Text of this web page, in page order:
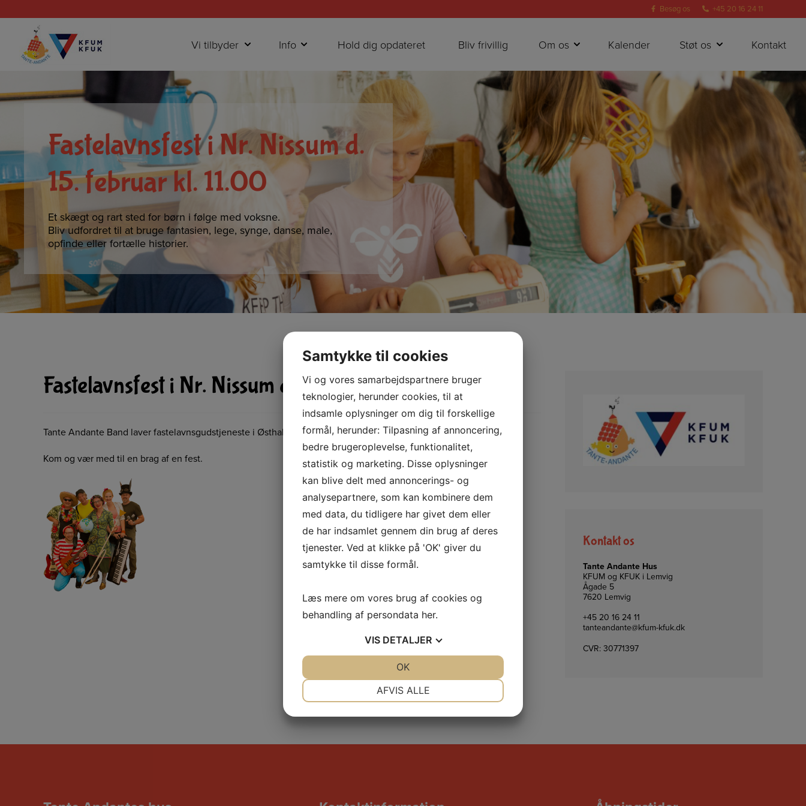
til
indholdet
Besøg os +45 20 16 24 11
Vi tilbyder Info Hold dig opdateret Bliv frivillig Om os Kalender Støt os Kontakt
Fastelavnsfest i Nr. Nissum d.
15. februar kl. 11.00
Et skægt og rart sted for børn i følge med voksne.
Bliv udfordret til at bruge fantasien, lege, synge, danse, male,
opfinde eller fortælle historier.
Fastelavnsfest i Nr. Nissum d. 15. februar kl. 11.00
Tante Andante Band laver fastelavnsgudstjeneste i Østhallen i Nr. Nissum d. 15. februar kl. 11.00-12.00.
Kom og vær med til en brag af en fest.
Kontakt os
Tante Andante Hus
KFUM og KFUK i Lemvig
Ågade 5
7620 Lemvig
+45 20 16 24 11
tanteandante@kfum-kfuk.dk
CVR: 30771397
Samtykke til cookies
Vi og vores samarbejdspartnere bruger
teknologier, herunder cookies, til at
indsamle oplysninger om dig til forskellige
formål, herunder: Tilpasning af annoncering,
bedre brugeroplevelse, funktionalitet,
statistik og marketing. Disse oplysninger
kan blive delt med annoncerings- og
analysepartnere, som kan kombinere dem
med data, du tidligere har givet dem eller
de har indsamlet gennem din brug af deres
tjenester. Ved at klikke på 'OK' giver du
samtykke til disse formål.
Læs mere om vores brug af cookies og
behandling af persondata her.
VIS DETALJER
AFVIS ALLE
OK